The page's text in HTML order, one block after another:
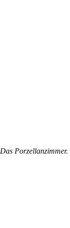
Das Porzellanzimmer.